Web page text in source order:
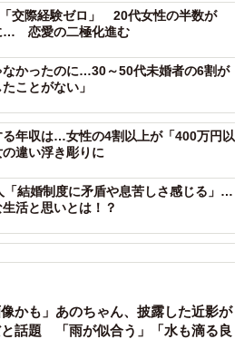
存在していることが確認されま
交際経験ゼロ」 20代女性の半数が
… 恋愛の二極化進む
なかったのに…30～50代未婚者の6割が
ことがない」
年収は…女性の4割以上が「400万円以
違い浮き彫りに
「結婚制度に矛盾や息苦しさ感じる」…
活と思いとは！？
像かも」あのちゃん、披露した近影が
話題 「雨が似合う」「水も滴る良